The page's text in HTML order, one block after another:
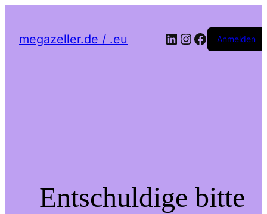
megazeller.de / .eu LinkedIn
Instagram
Facebook
Anmelden
Entschuldige bitte